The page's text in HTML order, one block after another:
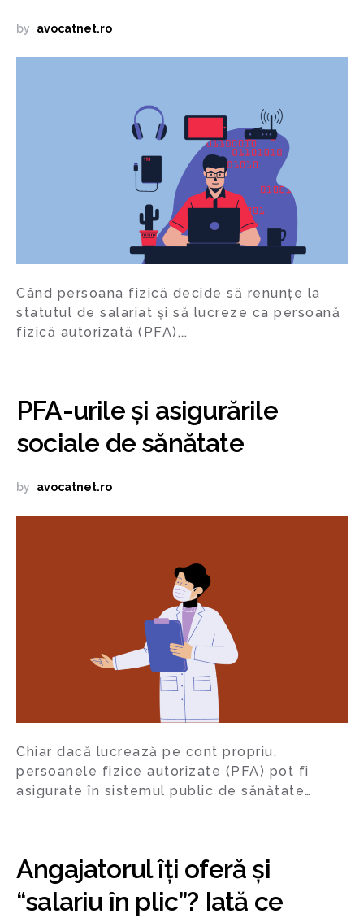
by avocatnet.ro
Când persoana fizică decide să renunțe la
statutul de salariat și să lucreze ca persoană
fizică autorizată (PFA),…
PFA-urile și asigurările
sociale de sănătate
by avocatnet.ro
Chiar dacă lucrează pe cont propriu,
persoanele fizice autorizate (PFA) pot fi
asigurate în sistemul public de sănătate…
Angajatorul îți oferă și
“salariu în plic”? Iată ce